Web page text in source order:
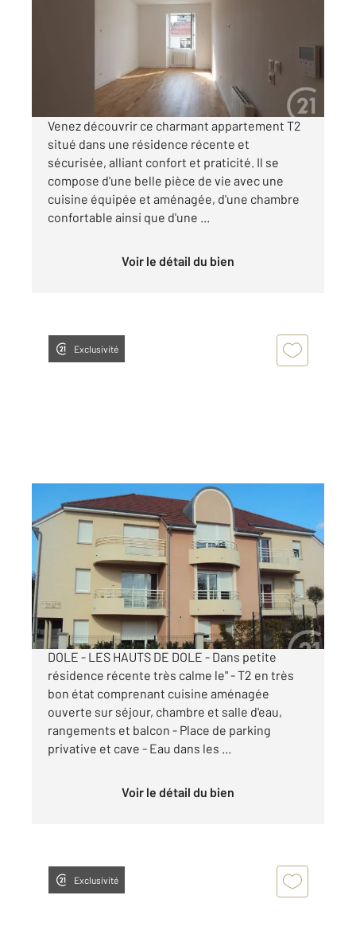
Appartement F2 à louer
587 €
par mois charges comprises
Venez découvrir ce charmant appartement T2
situé dans une résidence récente et
sécurisée, alliant confort et praticité. Il se
compose d'une belle pièce de vie avec une
cuisine équipée et aménagée, d'une chambre
confortable ainsi que d'une ...
Voir le détail du bien
Exclusivité
DOLE 39
47 m
2, 2 pièces
Ref : 13579
Appartement F2 à louer
555 €
par mois charges comprises
DOLE - LES HAUTS DE DOLE - Dans petite
résidence récente très calme le" - T2 en très
bon état comprenant cuisine aménagée
ouverte sur séjour, chambre et salle d'eau,
rangements et balcon - Place de parking
privative et cave - Eau dans les ...
Voir le détail du bien
Exclusivité